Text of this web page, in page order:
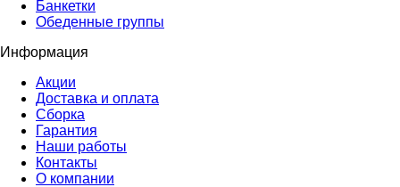
Банкетки
Обеденные группы
Информация
Акции
Доставка и оплата
Сборка
Гарантия
Наши работы
Контакты
О компании